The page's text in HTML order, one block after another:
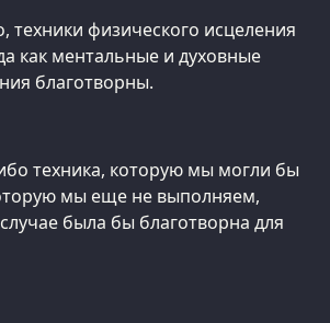
техники физического исцеления
как ментальные и духовные
благотворны.
техника, которую мы могли бы
мы еще не выполняем,
была бы благотворна для